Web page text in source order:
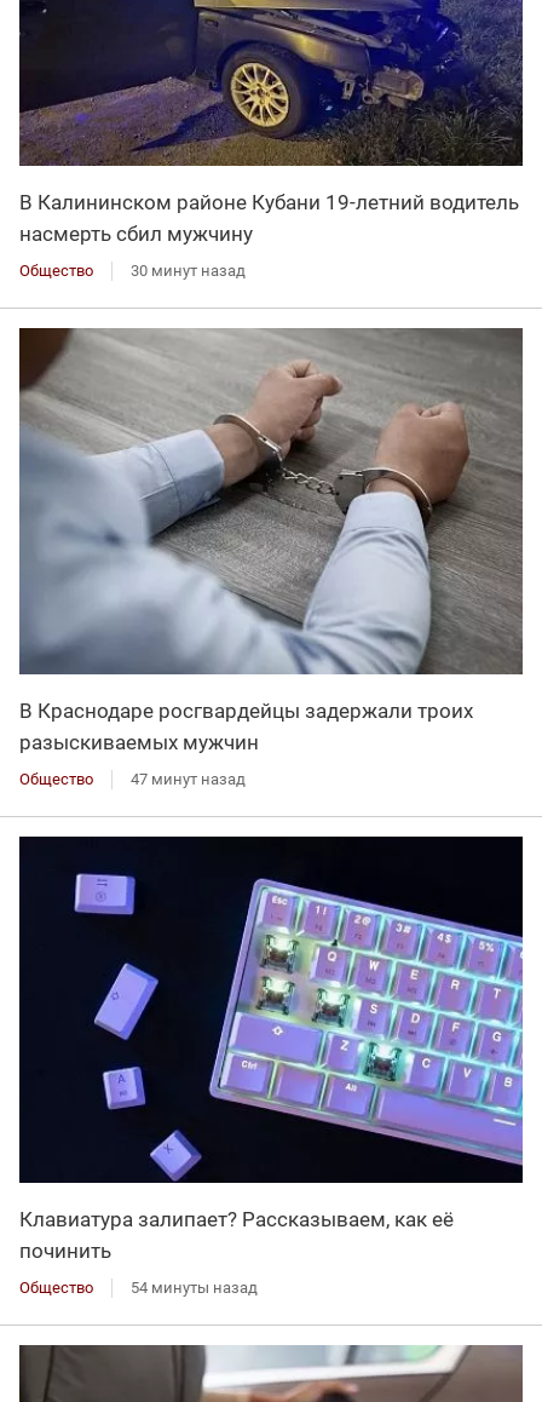
В Калининском районе Кубани 19-летний водитель
насмерть сбил мужчину
Общество 30 минут назад
В Краснодаре росгвардейцы задержали троих
разыскиваемых мужчин
Общество 47 минут назад
Клавиатура залипает? Рассказываем, как её
починить
Общество 54 минуты назад